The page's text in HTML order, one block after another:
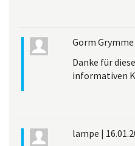
Gorm Grymme
Danke für
informativen
lampe |